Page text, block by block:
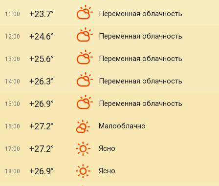
11:00 +23.7° Переменная облачность
12:00 +24.6° Переменная облачность
13:00 +25.6° Переменная облачность
14:00 +26.3° Переменная облачность
15:00 +26.9° Переменная облачность
16:00 +27.2° Малооблачно
17:00 +27.2° Ясно
18:00 +26.9° Ясно